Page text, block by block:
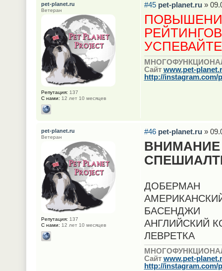
#45 pet-planet.ru »
УСПЕВАЙТЕ
Сайт www.pet-
http://instagram.com/
pet-planet.ru
Ветеран
Репутация: 137
С нами: 12 лет 10 месяцев
#46 pet-planet.ru »
ДОБЕРМАН
БАСЕНДЖИ
АНГЛИЙСКИЙ
ЛЕВРЕТКА
Сайт www.pet-
http://instagram.com/
pet-planet.ru
Ветеран
Репутация: 137
С нами: 12 лет 10 месяцев